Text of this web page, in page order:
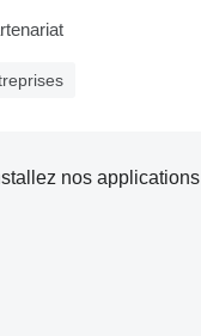
nos applications